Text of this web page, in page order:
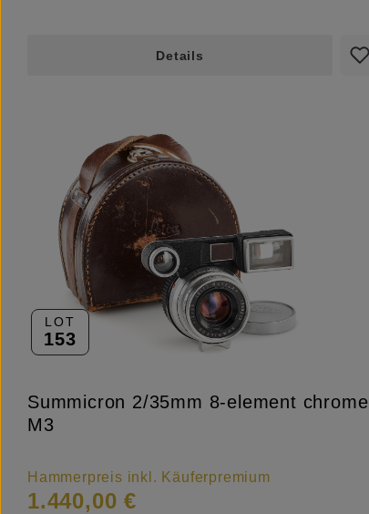
Details
LOT
153
Summicron 2/35mm 8-element chrome
M3
Hammerpreis inkl. Käuferpremium
1.440,00 €